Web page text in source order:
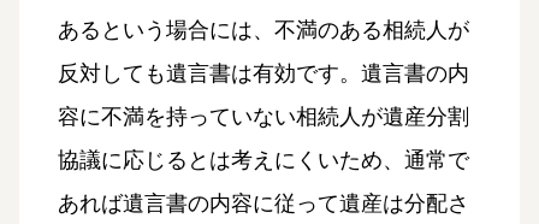
あるという場合には、不満のある相続人が
反対しても遺言書は有効です。遺言書の内
容に不満を持っていない相続人が遺産分割
協議に応じるとは考えにくいため、通常で
あれば遺言書の内容に従って遺産は分配さ